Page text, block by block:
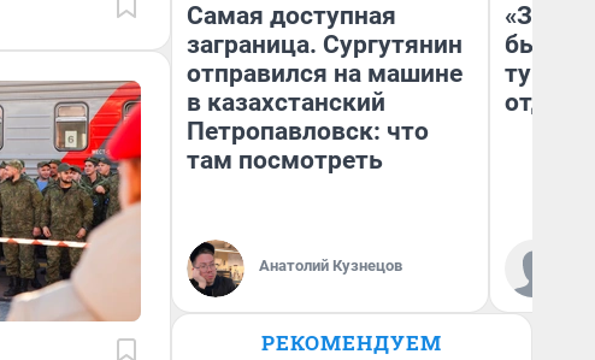
Самая доступная
заграница. Сургутянин
отправился на машине
в казахстанский
Петропавловск: что
там посмотреть
Анатолий Кузнецов
«За
были
РЕКОМЕНДУЕМ